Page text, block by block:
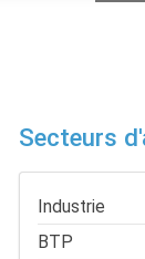
Secteurs
Industrie
BTP